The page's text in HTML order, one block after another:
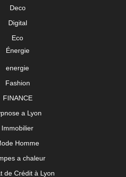
Deco
Digital
Eco
Énergie
energie
Fashion
FINANCE
a Lyon
Immobilier
Homme
a chaleur
de Crédit à Lyon